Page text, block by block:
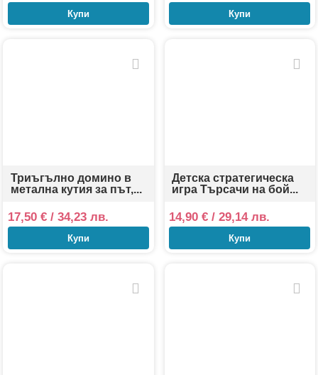
Купи Купи
Триъгълно домино в
метална кутия за път,...
17,50 €/ 34,23 лв.
Купи
Детска стратегическа
игра Търсачи на бой...
14,90 €/ 29,14 лв.
Купи